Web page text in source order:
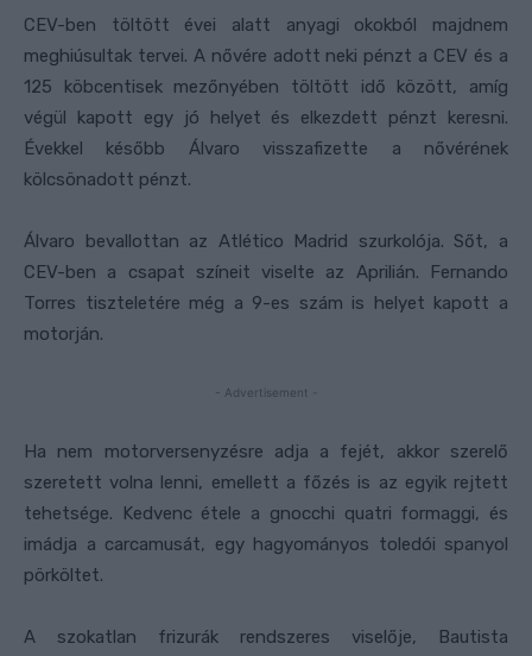
CEV-ben töltött évei alatt anyagi okokból majdnem
meghiúsultak tervei. A nővére adott neki pénzt a CEV és a
125 köbcentisek mezőnyében töltött idő között, amíg
végül kapott egy jó helyet és elkezdett pénzt keresni.
Évekkel később Álvaro visszafizette a nővérének
kölcsönadott pénzt.
Álvaro bevallottan az Atlético Madrid szurkolója. Sőt, a
CEV-ben a csapat színeit viselte az Aprilián. Fernando
Torres tiszteletére még a 9-es szám is helyet kapott a
motorján.
- Advertisement -
Ha nem motorversenyzésre adja a fejét, akkor szerelő
szeretett volna lenni, emellett a főzés is az egyik rejtett
tehetsége. Kedvenc étele a gnocchi quatri formaggi, és
imádja a carcamusát, egy hagyományos toledói spanyol
pörköltet.
A szokatlan frizurák rendszeres viselője, Bautista